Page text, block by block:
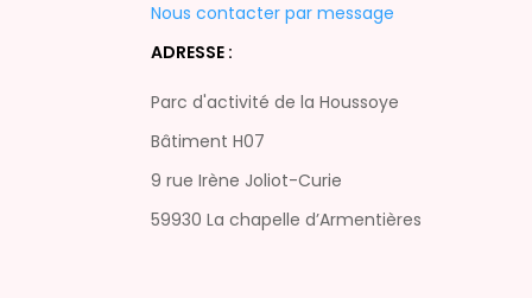
Nous contacter par message
ADRESSE :
Parc d'activité de la Houssoye
Bâtiment H07
9 rue Irène Joliot-Curie
59930 La chapelle d’Armentières